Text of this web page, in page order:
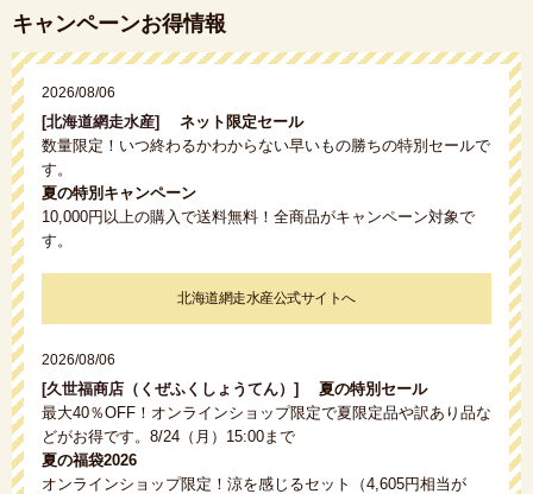
キャンペーンお得情報
2026/08/06
[北海道網走水産]
ネット限定セール
数量限定！いつ終わるかわからない早いもの勝ちの特別セールで
す。
夏の特別キャンペーン
10,000円以上の購入で送料無料！全商品がキャンペーン対象で
す。
北海道網走水産公式サイトへ
2026/08/06
[久世福商店（くぜふくしょうてん）]
夏の特別セール
最大40％OFF！オンラインショップ限定で夏限定品や訳あり品な
どがお得です。8/24（月）15:00まで
夏の福袋2026
オンラインショップ限定！涼を感じるセット（4,605円相当が